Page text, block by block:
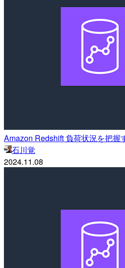
Amazon Redshift 負荷状況を把握
石川覚
2024.11.08